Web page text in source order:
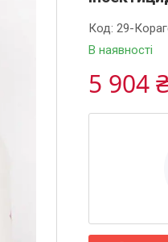
В наявності
Код:29-
5 904